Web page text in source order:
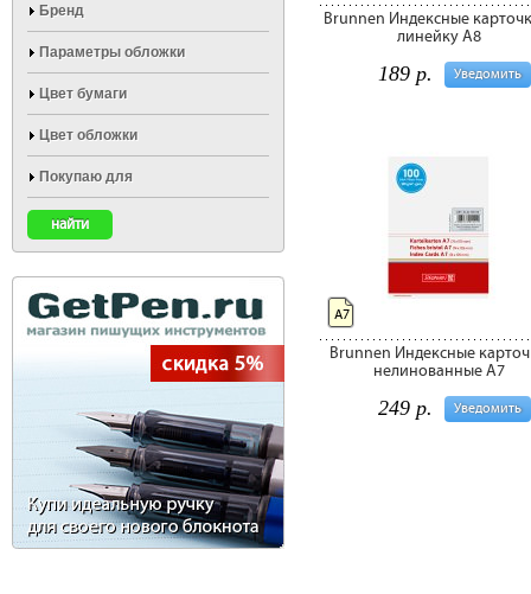
Brunnen Индексные
линейку A8
Уведомить
189 р.
Brunnen Индексные
нелинованные A7
Уведомить
249 р.
А7
Бренд
Параметры обложки
Цвет бумаги
Цвет обложки
Покупаю для